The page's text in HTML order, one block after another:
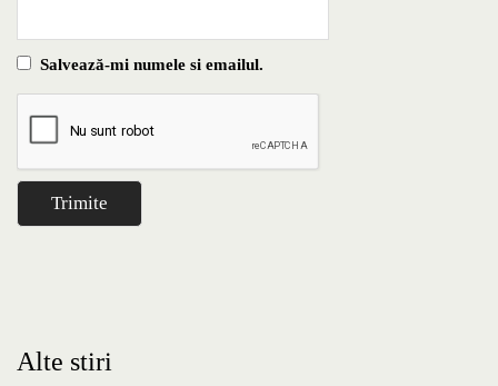
Salvează-mi numele si emailul.
Alte stiri